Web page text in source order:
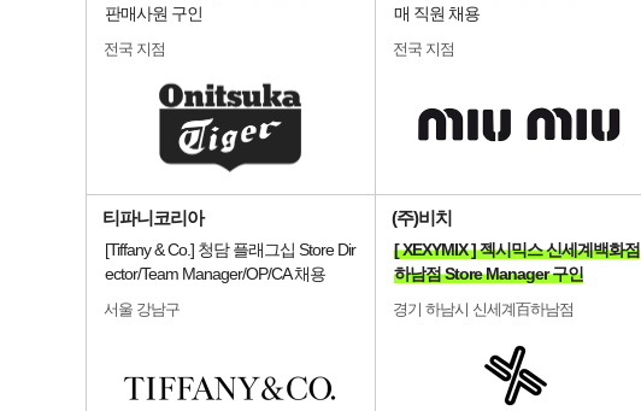
판매사원 구인
전국 지점
매 직원 채용
전국 지점
티파니코리아
[Tiffany & Co.] 청담 플래그십 Store Dir
ector/Team Manager/OP/CA 채용
서울 강남구
(주)비치
[ XEXYMIX ] 젝시믹스 신세계백화점
하남점 Store Manager 구인
경기 하남시 신세계百하남점